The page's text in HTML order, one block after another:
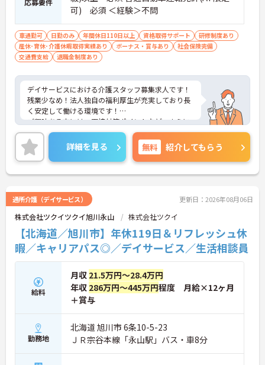
可) 必須 ＜経験＞不問
車通勤可 日勤のみ 年間休日110日以上 資格取得サポート
研修制度あり
産休･育休･介護休暇取得実績あり
ボーナス・賞与あり
社会保険完備
交通費支給
退職金制度あり
デイサービスにおける介護スタッフ募集求人です！
残業少なめ！法人独自の福利厚生が充実しており長
く安定して働ける環境です！
ご興味ある方には、面接対策ポイントなど、さらに
詳細をお話しいたしますのでお気軽にご相談くださ
い！
詳細を見る 無料 紹介してもらう
通所介護（デイサービス） 更新日：2026年08月06日
株式会社ツクイツクイ旭川永山 株式会社ツクイ
【北海道／旭川市】年休119日＆リフレッシュ休
暇／キャリアパス◎／デイサービス／生活相談員
給料
月収 21.5万円～28.4万円
年収 286万円～445万円程度 月給×12ヶ月
＋賞与
勤務地
北海道 旭川市 6条10-5-23
ＪＲ宗谷本線「永山駅」バス・車8分